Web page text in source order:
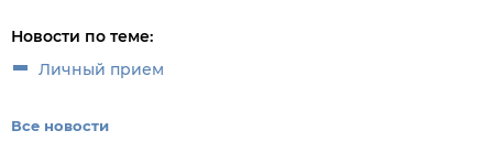
Новости по теме:
Личный прием
Все новости